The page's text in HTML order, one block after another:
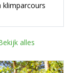
klimparcours
alles